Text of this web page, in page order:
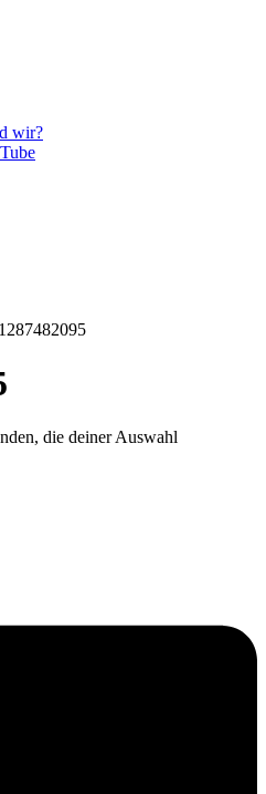
wir?
die deiner Auswahl